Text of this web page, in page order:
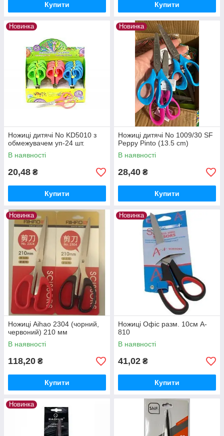
Купити Купити
Новинка
Ножиці дитячі No KD5010 з
обмежувачем уп-24 шт.
В наявності
20,48 ₴
Купити
Новинка
Ножиці дитячі No 1009/30 SF
Peppy Pinto (13.5 cm)
В наявності
28,40 ₴
Купити
Новинка
Ножиці Aihao 2304 (чорний,
червоний) 210 мм
В наявності
118,20 ₴
Купити
Новинка
Ножиці Офіс разм. 10см A-
810
В наявності
41,02 ₴
Купити
Новинка